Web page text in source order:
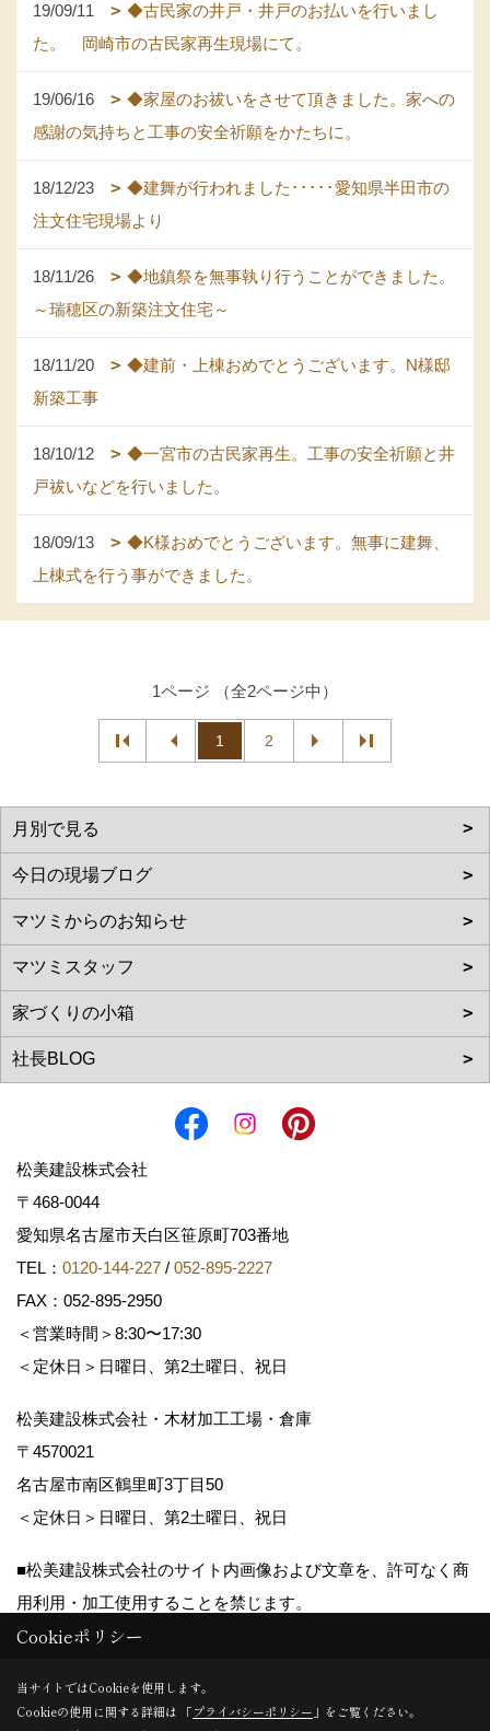
19/09/11
◆古民家の井戸・井戸のお払いを行いまし
た。 岡崎市の古民家再生現場にて。
19/06/16
◆家屋のお祓いをさせて頂きました。家への
感謝の気持ちと工事の安全祈願をかたちに。
18/12/23
◆建舞が行われました･････愛知県半田市の
注文住宅現場より
18/11/26
◆地鎮祭を無事執り行うことができました。
～瑞穂区の新築注文住宅～
18/11/20
◆建前・上棟おめでとうございます。N様邸
新築工事
18/10/12
◆一宮市の古民家再生。工事の安全祈願と井
戸祓いなどを行いました。
18/09/13
◆K様おめでとうございます。無事に建舞、
上棟式を行う事ができました。
1ページ （全2ページ中）
1 2
松美建設株式会社
〒468-0044
愛知県名古屋市天白区笹原町703番地
TEL： 0120-144-227 / 052-895-2227
FAX：052-895-2950
＜営業時間＞8:30〜17:30
＜定休日＞日曜日、第2土曜日、祝日
松美建設株式会社・木材加工工場・倉庫
〒4570021
名古屋市南区鶴里町3丁目50
＜定休日＞日曜日、第2土曜日、祝日
■松美建設株式会社のサイト内画像および文章を、許可なく商
用利用・加工使用することを禁じます。
Copyright (c) matsumikensetsu. All Rights Reserved.
Produced byゴデスクリエイト
Cookieポリシー
当サイトではCookieを使用します。
Cookieの使用に関する詳細は 「プライバシーポリシー 」をご覧ください。